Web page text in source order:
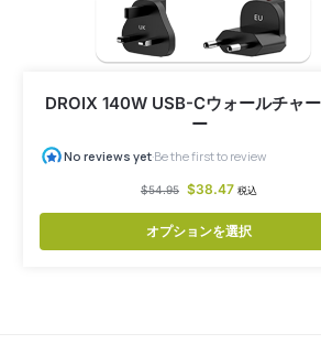
DROIX 140W USB-Cウォールチャ
ー
$54.95 $38.47 税込
オプションを選択